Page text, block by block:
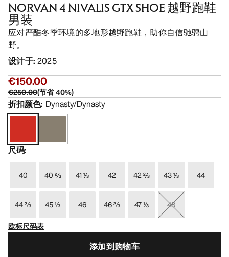
NORVAN 4 NIVALIS GTX SHOE 越野跑鞋
男装
应对严酷冬季环境的多地形越野跑鞋，助你自信驰骋山
野。
设计于: 2025
€150.00
€250.00(节省40%)
折扣颜色: Dynasty/Dynasty
尺码:
40 40 ⅔ 41 ⅓ 42 42 ⅔ 43 ⅓ 44
44 ⅔ 45 ⅓ 46 46 ⅔ 47 ⅓
48
欧标尺码表
添加到购物车